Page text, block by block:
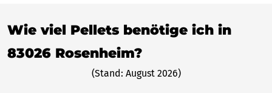
Wie viel Pellets benötige ich in
83026 Rosenheim?
(Stand: August 2026)